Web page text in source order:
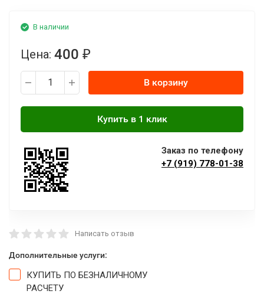
В наличии
Цена: 400 ₽
В корзину
Заказ по телефону
+7 (919) 778-01-38
Написать отзыв
Дополнительные услуги:
КУПИТЬ ПО БЕЗНАЛИЧНОМУ
РАСЧЕТУ